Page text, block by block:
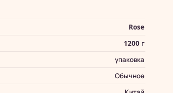
Rose
1200 г
упаковка
Обычное